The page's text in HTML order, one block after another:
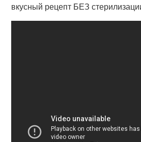
вкусный рецепт БЕЗ